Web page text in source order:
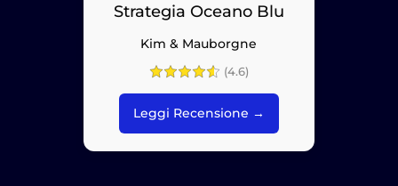
Strategia Oceano Blu
Kim & Mauborgne
(4.6)
Leggi Recensione →